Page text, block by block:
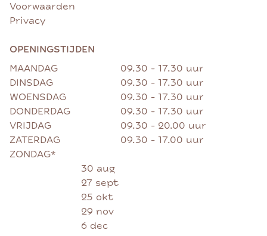
Voorwaarden
Privacy
OPENINGSTIJDEN
MAANDAG
09.30 - 17.30 uur
DINSDAG
09.30 - 17.30 uur
WOENSDAG
09.30 - 17.30 uur
DONDERDAG
09.30 - 17.30 uur
VRIJDAG
09.30 - 20.00 uur
ZATERDAG
09.30 - 17.00 uur
ZONDAG*
30 aug
27 sept
25 okt
29 nov
6 dec